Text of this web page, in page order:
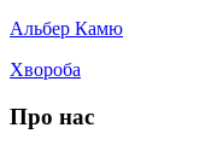
Альбер Камю
Хвороба
Про нас